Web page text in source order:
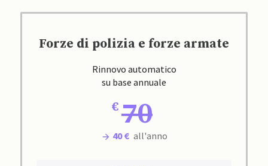
Forze di polizia e forze armate
Rinnovo automatico
su base annuale
70
40 € all'anno